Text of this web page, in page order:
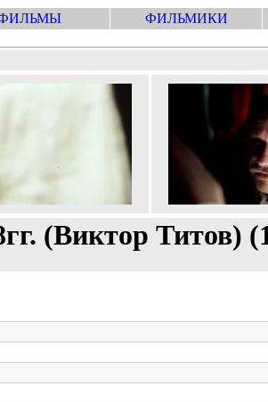
ФИЛЬМИКИ
(Виктор Титов)